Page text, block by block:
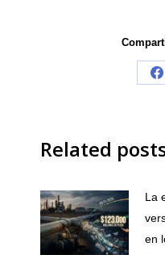
Related
La
en